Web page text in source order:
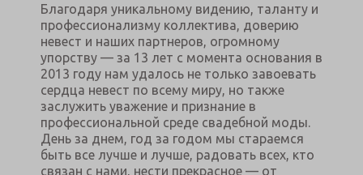
Благодаря уникальному видению, таланту и
профессионализму коллектива, доверию
невест и наших партнеров, огромному
упорству — за 13 лет с момента основания в
2013 году нам удалось не только завоевать
сердца невест по всему миру, но также
заслужить уважение и признание в
профессиональной среде свадебной моды.
День за днем, год за годом мы стараемся
быть все лучше и лучше, радовать всех, кто
связан с нами, нести прекрасное — от